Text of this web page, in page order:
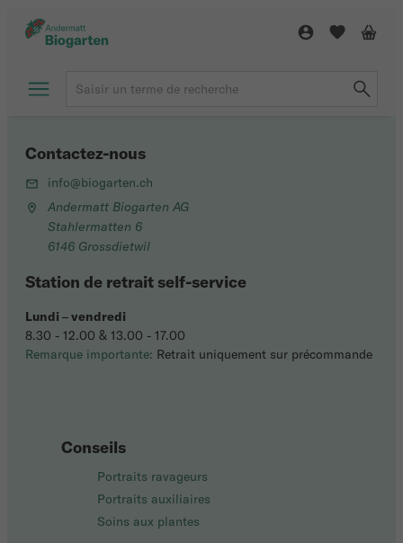
Conseils
Portraits ravageurs
Portraits auxiliaires
Soins aux plantes
Contactez-nous
info@biogarten.ch
Andermatt Biogarten AG
Stahlermatten 6
6146 Grossdietwil
Station de retrait self-service
Lundi –vendredi
8.30 - 12.00 & 13.00 - 17.00
Remarque importante: Retrait uniquement sur précommande